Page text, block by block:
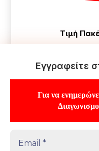
Εγγραφείτε
Για να
Τιμή